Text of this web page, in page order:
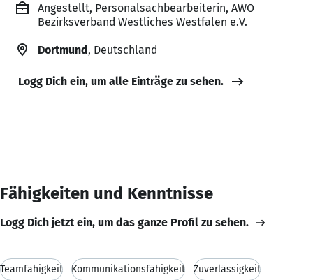
Angestellt, Personalsachbearbeiterin, AWO
Bezirksverband Westliches Westfalen e.V.
Dortmund, Deutschland
Logg Dich ein, um alle Einträge zu sehen.
Fähigkeiten und Kenntnisse
Logg Dich jetzt ein, um das ganze Profil zu sehen.
Teamfähigkeit Kommunikationsfähigkeit Zuverlässigkeit